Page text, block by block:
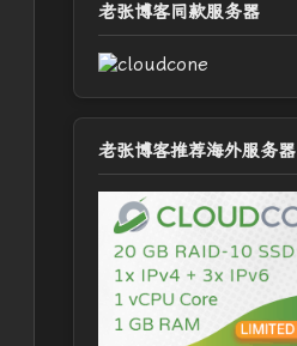
老张博客同款服务器
老张博客推荐海外服务器